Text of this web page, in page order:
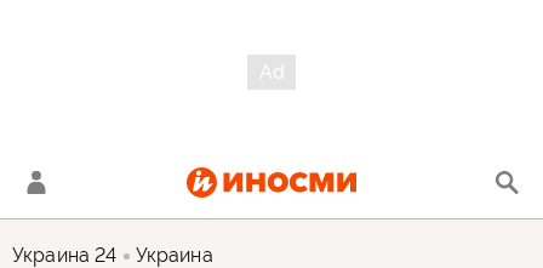
Украина 24 Украина